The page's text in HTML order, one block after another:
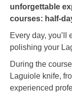
unforgettable
courses: half-
Every day, you’ll
polishing your
During the
Laguiole knife,
experienced